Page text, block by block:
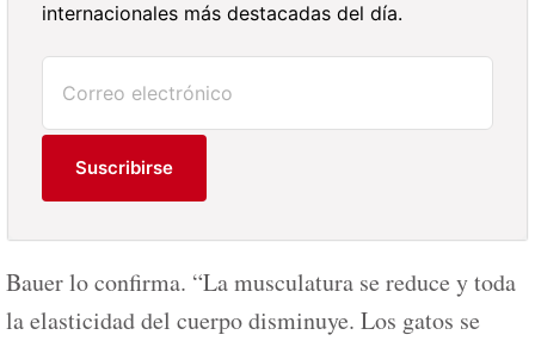
internacionales más destacadas del día.
Suscribirse
Bauer lo confirma. “La musculatura se reduce y toda
la elasticidad del cuerpo disminuye. Los gatos se